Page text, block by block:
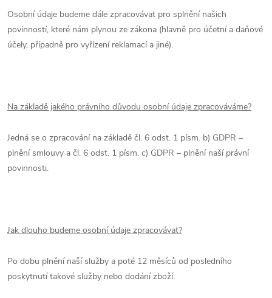
Osobní údaje budeme dále zpracovávat pro splnění našich
povinností, které nám plynou ze zákona (hlavně pro účetní a daňové
účely, případně pro vyřízení reklamací a jiné).
Na základě jakého právního důvodu osobní údaje zpracováváme?
Jedná se o zpracování na základě čl. 6 odst. 1 písm. b) GDPR –
plnění smlouvy a čl. 6 odst. 1 písm. c) GDPR – plnění naší právní
povinnosti.
Jak dlouho budeme osobní údaje zpracovávat?
Po dobu plnění naší služby a poté 12 měsíců od posledního
poskytnutí takové služby nebo dodání zboží.